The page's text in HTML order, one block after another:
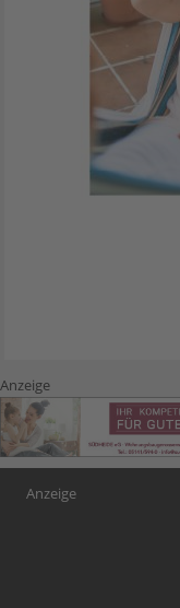
Anzeige
Anzeige